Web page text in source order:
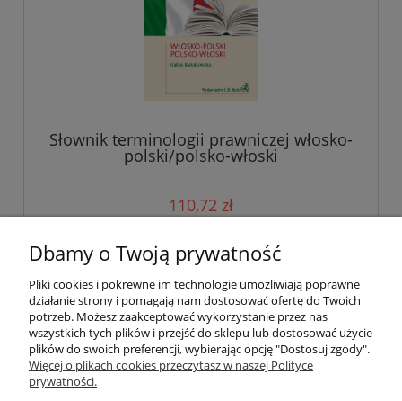
Słownik terminologii prawniczej włosko-
polski/polsko-włoski
110,72 zł
O nas
Płatności i dostawa
Dbamy o Twoją prywatność
Pliki cookies i pokrewne im technologie umożliwiają poprawne
działanie strony i pomagają nam dostosować ofertę do Twoich
potrzeb. Możesz zaakceptować wykorzystanie przez nas
wszystkich tych plików i przejść do sklepu lub dostosować użycie
plików do swoich preferencji, wybierając opcję "Dostosuj zgody".
Więcej o plikach cookies przeczytasz w naszej Polityce
prywatności.